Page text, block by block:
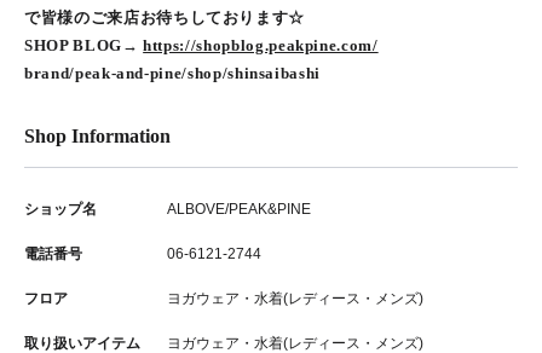
で皆様のご来店お待ちしております☆
SHOP BLOG→https://shopblog.peakpine.com/
brand/peak-and-pine/shop/shinsaibashi
Shop Information
ショップ名 ALBOVE/PEAK&PINE
電話番号 06-6121-2744
フロア ヨガウェア・水着(レディース・メンズ)
取り扱いアイテム ヨガウェア・水着(レディース・メンズ)